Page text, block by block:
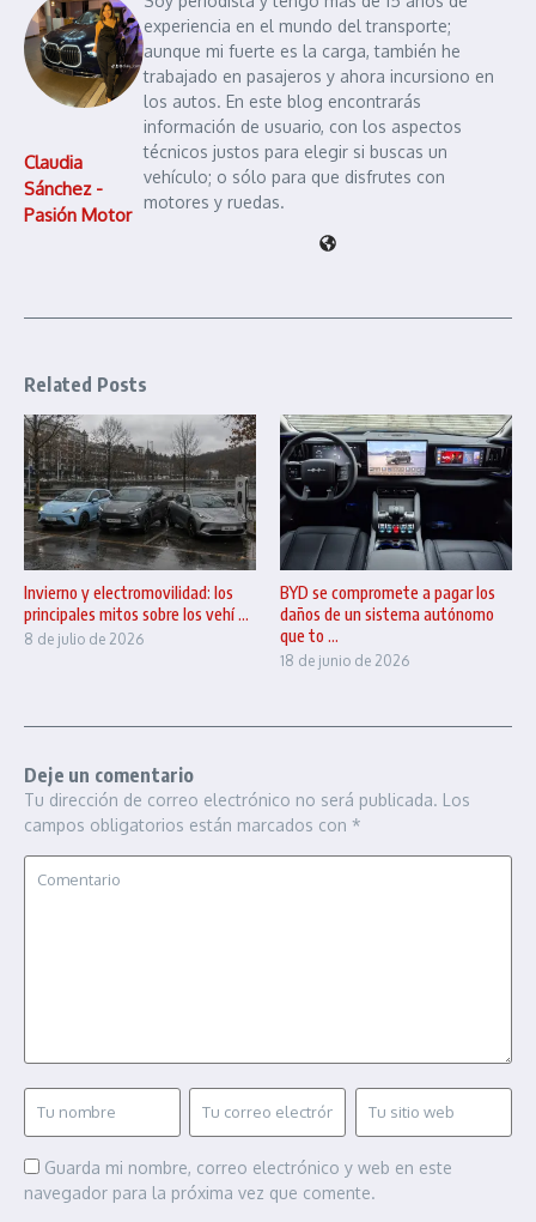
Claudia
Sánchez -
Pasión Motor
experiencia en el mundo del transporte;
aunque mi fuerte es la carga, también he
trabajado en pasajeros y ahora incursiono en
los autos. En este blog encontrarás
información de usuario, con los aspectos
técnicos justos para elegir si buscas un
vehículo; o sólo para que disfrutes con
motores y ruedas.
Related Posts
Invierno y electromovilidad: los
principales mitos sobre los vehí ...
8 de julio de 2026
BYD se compromete a pagar los
daños de un sistema autónomo
que to ...
18 de junio de 2026
Deje un comentario
Tu dirección de correo electrónico no será publicada. Los
campos obligatorios están marcados con *
Guarda mi nombre, correo electrónico y web en este
navegador para la próxima vez que comente.